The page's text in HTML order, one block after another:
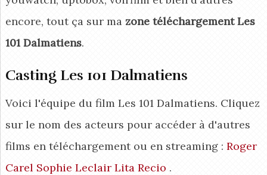
encore, tout ça sur ma zone téléchargement Les
101 Dalmatiens.
Casting Les 101 Dalmatiens
Voici l'équipe du film Les 101 Dalmatiens. Cliquez
sur le nom des acteurs pour accéder à d'autres
films en téléchargement ou en streaming : Roger
Carel Sophie Leclair Lita Recio .